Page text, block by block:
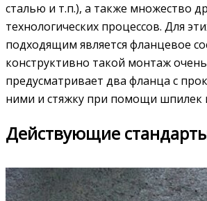
сталью и т.п.), а также множество
технологических процессов. Для
подходящим является фланцевое
конструктивно такой монтаж
предусматривает два фланца с
ними и стяжку при помощи шпилек
Действующие